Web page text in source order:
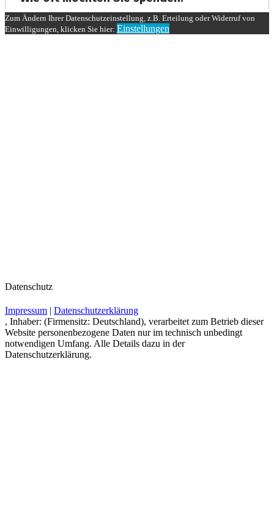
Zum Ändern Ihrer Datenschutzeinstellung, z.B. Erteilung oder Widerruf von
Einwilligungen, klicken Sie hier: Einstellungen
Datenschutz
Impressum | Datenschutzerklärung
, Inhaber: (Firmensitz: Deutschland), verarbeitet zum Betrieb dieser
Website personenbezogene Daten nur im technisch unbedingt
notwendigen Umfang. Alle Details dazu in der
Datenschutzerklärung.